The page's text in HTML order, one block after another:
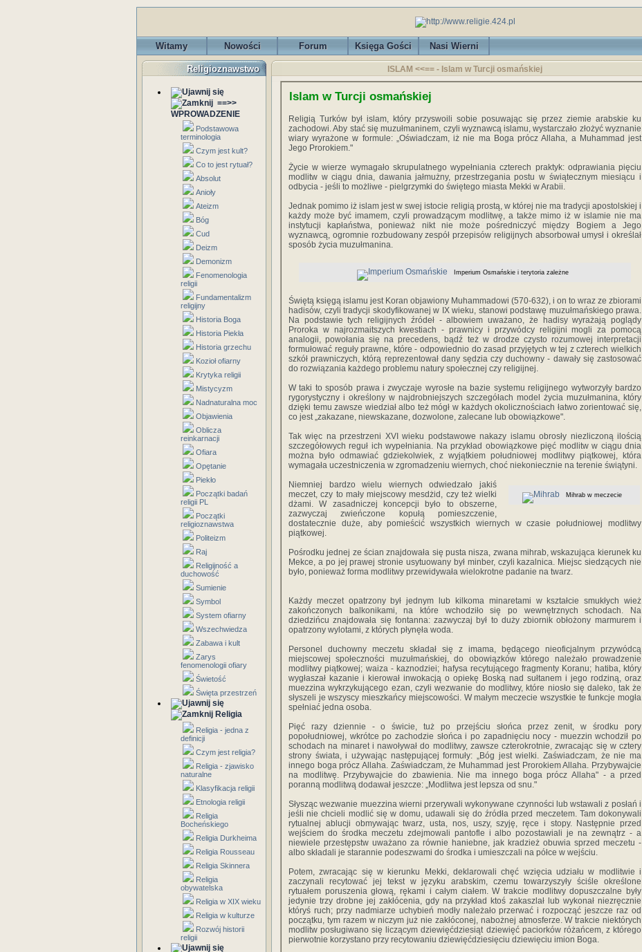
Witamy Nowości Forum Księga Gości Nasi Wierni
Religioznawstwo
==>>
WPROWADZENIE
Podstawowa
terminologia
Czym jest kult?
Co to jest rytuał?
Absolut
Anioły
Ateizm
Bóg
Cud
Deizm
Demonizm
Fenomenologia
religii
Fundamentalizm
religijny
Historia Boga
Historia Piekła
Historia grzechu
Kozioł ofiarny
Krytyka religii
Mistycyzm
Nadnaturalna moc
Objawienia
Oblicza
reinkarnacji
Ofiara
Opętanie
Piekło
Początki badań
religii PL
Początki
religioznawstwa
Politeizm
Raj
Religijność a
duchowość
Sumienie
Symbol
System ofiarny
Wszechwiedza
Zabawa i kult
Zarys
fenomenologii ofiary
Świetość
Święta przestrzeń
Religia
Religia - jedna z
definicji
Czym jest religia?
Religia - zjawisko
naturalne
Klasyfikacja religii
Etnologia religii
Religia
Bocheńskiego
Religia Durkheima
Religia Rousseau
Religia Skinnera
Religia
obywatelska
Religia w XIX wieku
Religia w kulturze
Rozwój historii
religii
ISLAM <<== - Islam w Turcji osmańskiej
Islam w Turcji osmańskiej
Religią Turków był islam, który przyswoili sobie posuwając się przez ziemie arabskie ku
zachodowi. Aby stać się muzułmaninem, czyli wyznawcą islamu, wystarczało złożyć wyznanie
wiary wyrażone w formule: „Oświadczam, iż nie ma Boga prócz Allaha, a Muhammad jest
Jego Prorokiem."
Życie w wierze wymagało skrupulatnego wypełniania czterech praktyk: odprawiania pięciu
modlitw w ciągu dnia, dawania jałmużny, przestrzegania postu w świątecznym miesiącu i
odbycia - jeśli to możliwe - pielgrzymki do świętego miasta Mekki w Arabii.
Jednak pomimo iż islam jest w swej istocie religią prostą, w której nie ma tradycji apostolskiej i
każdy może być imamem, czyli prowadzącym modlitwę, a także mimo iż w islamie nie ma
instytucji kapłaństwa, ponieważ nikt nie może pośredniczyć między Bogiem a Jego
wyznawcą, ogromnie rozbudowany zespół przepisów religijnych absorbował umysł i określał
sposób życia muzułmanina.
Imperium Osmańskie i terytoria zależne
Świętą księgą islamu jest Koran objawiony Muhammadowi (570-632), i on to wraz ze zbiorami
hadisów, czyli tradycji skodyfikowanej w IX wieku, stanowi podstawę muzułmańskiego prawa.
Na podstawie tych religijnych źródeł - albowiem uważano, że hadisy wyrażają poglądy
Proroka w najrozmaitszych kwestiach - prawnicy i przywódcy religijni mogli za pomocą
analogii, powołania się na precedens, bądź też w drodze czysto rozumowej interpretacji
formułować reguły prawne, które - odpowiednio do zasad przyjętych w tej z czterech wielkich
szkół prawniczych, którą reprezentował dany sędzia czy duchowny - dawały się zastosować
do rozwiązania każdego problemu natury społecznej czy religijnej.
W taki to sposób prawa i zwyczaje wyrosłe na bazie systemu religijnego wytworzyły bardzo
rygorystyczny i określony w najdrobniejszych szczegółach model życia muzułmanina, który
dzięki temu zawsze wiedział albo też mógł w każdych okolicznościach łatwo zorientować się,
co jest „zakazane, niewskazane, dozwolone, zalecane lub obowiązkowe".
Tak więc na przestrzeni XVI wieku podstawowe nakazy islamu obrosły niezliczoną ilością
szczegółowych reguł ich wypełniania. Na przykład obowiązkowe pięć modlitw w ciągu dnia
można było odmawiać gdziekolwiek, z wyjątkiem południowej modlitwy piątkowej, która
wymagała uczestniczenia w zgromadzeniu wiernych, choć niekoniecznie na terenie świątyni.
Mihrab w meczecie
Niemniej bardzo wielu wiernych odwiedzało jakiś
meczet, czy to mały miejscowy mesdżid, czy też wielki
dżami. W zasadniczej koncepcji było to obszerne,
zazwyczaj zwieńczone kopułą pomieszczenie,
dostatecznie duże, aby pomieścić wszystkich wiernych w czasie południowej modlitwy
piątkowej.
Pośrodku jednej ze ścian znajdowała się pusta nisza, zwana mihrab, wskazująca kierunek ku
Mekce, a po jej prawej stronie usytuowany był minber, czyli kazalnica. Miejsc siedzących nie
było, ponieważ forma modlitwy przewidywała wielokrotne padanie na twarz.
Każdy meczet opatrzony był jednym lub kilkoma minaretami w kształcie smukłych wież
zakończonych balkonikami, na które wchodziło się po wewnętrznych schodach. Na
dziedzińcu znajdowała się fontanna: zazwyczaj był to duży zbiornik obłożony marmurem i
opatrzony wylotami, z których płynęła woda.
Personel duchowny meczetu składał się z imama, będącego nieoficjalnym przywódcą
miejscowej społeczności muzułmańskiej, do obowiązków którego należało prowadzenie
modlitwy piątkowej; waiza - kaznodziei; hafysa recytującego fragmenty Koranu; hatiba, który
wygłaszał kazanie i kierował inwokacją o opiekę Boską nad sułtanem i jego rodziną, oraz
muezzina wykrzykującego ezan, czyli wezwanie do modlitwy, które niosło się daleko, tak że
słyszeli je wszyscy mieszkańcy miejscowości. W małym meczecie wszystkie te funkcje mogła
spełniać jedna osoba.
Pięć razy dziennie - o świcie, tuż po przejściu słońca przez zenit, w środku pory
popołudniowej, wkrótce po zachodzie słońca i po zapadnięciu nocy - muezzin wchodził po
schodach na minaret i nawoływał do modlitwy, zawsze czterokrotnie, zwracając się w cztery
strony świata, i używając następującej formuły: „Bóg jest wielki. Zaświadczam, że nie ma
innego boga prócz Allaha. Zaświadczam, że Muhammad jest Prorokiem Allaha. Przybywajcie
na modlitwę. Przybywajcie do zbawienia. Nie ma innego boga prócz Allaha" - a przed
poranną modlitwą dodawał jeszcze: „Modlitwa jest lepsza od snu."
Słysząc wezwanie muezzina wierni przerywali wykonywane czynności lub wstawali z posłań i
jeśli nie chcieli modlić się w domu, udawali się do źródła przed meczetem. Tam dokonywali
rytualnej ablucji obmywając twarz, usta, nos, uszy, szyję, ręce i stopy. Następnie przed
wejściem do środka meczetu zdejmowali pantofle i albo pozostawiali je na zewnątrz - a
niewiele przestępstw uważano za równie haniebne, jak kradzież obuwia sprzed meczetu -
albo składali je starannie podeszwami do środka i umieszczali na półce w wejściu.
Potem, zwracając się w kierunku Mekki, deklarowali chęć wzięcia udziału w modlitwie i
zaczynali recytować jej tekst w języku arabskim, czemu towarzyszyły ściśle określone
rytuałem poruszenia głową, rękami i całym ciałem. W trakcie modlitwy dopuszczalne były
jedynie trzy drobne jej zakłócenia, gdy na przykład ktoś zakaszlał lub wykonał niezręcznie
któryś ruch; przy nadmiarze uchybień modły należało przerwać i rozpocząć jeszcze raz od
początku, tym razem w niczym już nie zakłóconej, nabożnej atmosferze. W trakcie niektórych
modlitw posługiwano się liczącym dziewięćdziesiąt dziewięć paciorków różańcem, z którego
pierwotnie korzystano przy recytowaniu dziewięćdziesięciu dziewięciu imion Boga.